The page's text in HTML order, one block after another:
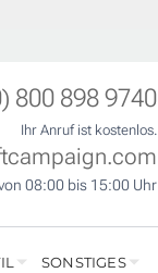
800 898 9740
Ihr Anruf ist kostenlos.
08:00 bis 15:00 Uhr
SONSTIGES